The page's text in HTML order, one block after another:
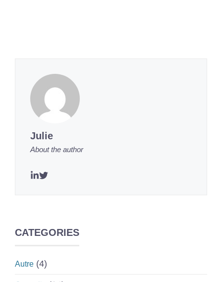
Julie
About the author
CATEGORIES
Autre (4)